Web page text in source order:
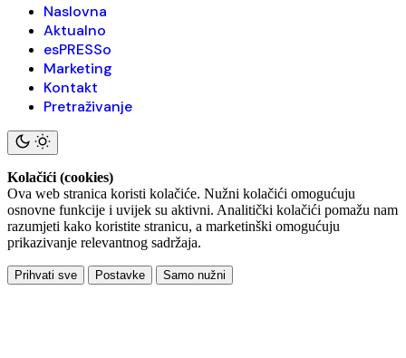
Naslovna
Aktualno
esPRESSo
Marketing
Kontakt
Pretraživanje
Kolačići (cookies)
Ova web stranica koristi kolačiće. Nužni kolačići omogućuju
osnovne funkcije i uvijek su aktivni. Analitički kolačići pomažu nam
razumjeti kako koristite stranicu, a marketinški omogućuju
prikazivanje relevantnog sadržaja.
Prihvati sve Postavke Samo nužni